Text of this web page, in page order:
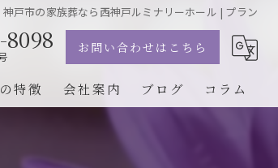
戸市の家族葬なら西神戸ルミナリーホール | プラン
8098 お問い合わせはこちら
特徴 会社案内 ブログ コラム